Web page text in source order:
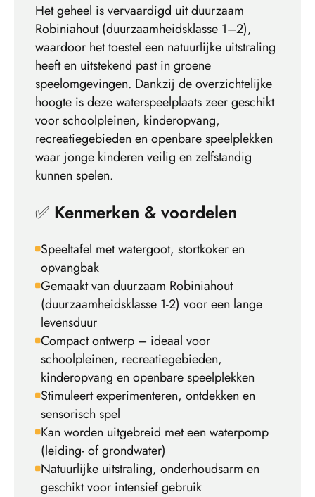
Het geheel is vervaardigd uit duurzaam
Robiniahout (duurzaamheidsklasse 1–2),
waardoor het toestel een natuurlijke uitstraling
heeft en uitstekend past in groene
speelomgevingen. Dankzij de overzichtelijke
hoogte is deze waterspeelplaats zeer geschikt
voor schoolpleinen, kinderopvang,
recreatiegebieden en openbare speelplekken
waar jonge kinderen veilig en zelfstandig
kunnen spelen.
✅ Kenmerken & voordelen
Speeltafel met watergoot, stortkoker en
opvangbak
Gemaakt van duurzaam Robiniahout
(duurzaamheidsklasse 1-2) voor een lange
levensduur
Compact ontwerp – ideaal voor
schoolpleinen, recreatiegebieden,
kinderopvang en openbare speelplekken
Stimuleert experimenteren, ontdekken en
sensorisch spel
Kan worden uitgebreid met een waterpomp
(leiding- of grondwater)
Natuurlijke uitstraling, onderhoudsarm en
geschikt voor intensief gebruik